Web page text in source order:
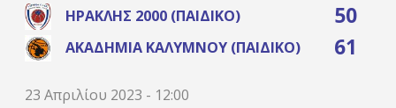
ΗΡΑΚΛΉΣ 2000 (ΠΑΙΔΙΚΌ) 50
ΑΚΑΔΗΜΊΑ ΚΑΛΎΜΝΟΥ (ΠΑΙΔΙΚΌ) 61
23 Απριλίου 2023 - 12:00